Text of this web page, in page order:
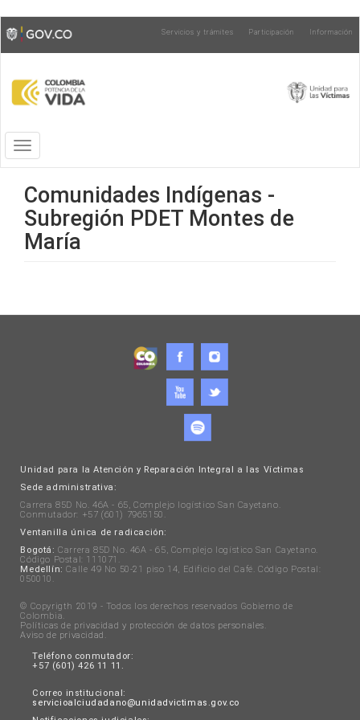
Pasar
al
contenido
Toggle
high
contrast
Servicios y trámites Participación Información
Toggle
navigation
Comunidades Indígenas -
Subregión PDET Montes de
María
Unidad para la Atención y Reparación Integral a las Víctimas
Sede administrativa:
Carrera 85D No. 46A - 65, Complejo logístico San Cayetano.
Conmutador: +57 (601) 7965150.
Ventanilla única de radicación:
Bogotá: Carrera 85D No. 46A - 65, Complejo logístico San Cayetano.
Código Postal: 111071.
Medellín: Calle 49 No 50-21 piso 14, Edificio del Café. Código Postal:
050010.
© Copyrigth 2019 - Todos los derechos reservados Gobierno de
Colombia.
Políticas de privacidad y protección de datos personales.
Aviso de privacidad .
Teléfono conmutador:
+57 (601) 426 11 11.
Correo institucional:
servicioalciudadano@unidadvictimas.gov.co